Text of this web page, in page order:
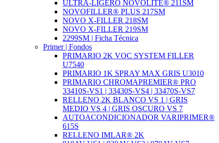
ULTRA-LIGERO NOVOLITE® 211SM
NOVOFILLER® PLUS 217SM
NOVO X-FILLER 218SM
NOVO X-FILLER 219SM
2299SM | Ficha Técnica
Primer | Fondos
PRIMARIO 2K VOC SYSTEM FILLER
U7540
PRIMARIO 1K SPRAY MAX GRIS U3010
PRIMARIO CHROMAPREMIER® PRO
33410S-VS1 | 33430S-VS4 | 33470S-VS7
RELLENO 2K BLANCO VS 1 | GRIS
MEDIO VS 4 | GRIS OSCURO VS 7
AUTOACONDICIONADOR VARIPRIMER®
615S
RELLENO IMLAR® 2K